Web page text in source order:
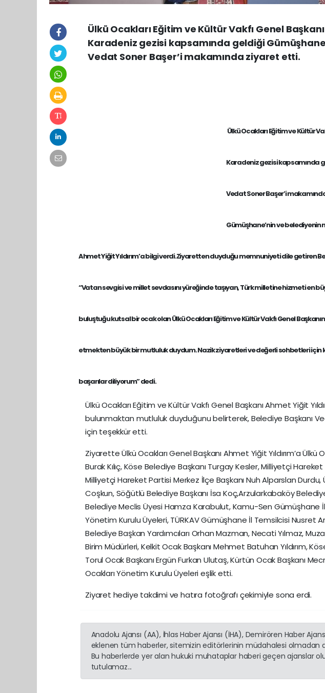
Ülkü Ocakları Eğitim ve Kültür Vakfı Genel
Karadeniz gezisi kapsamında geldiği
Vedat Soner Başer’i makamında ziyaret etti.
Ülkü Ocakları Eğitim ve Kültür
Karadeniz gezisi kapsamında
Vedat Soner Başer’i
Gümüşhane’nin ve
Ahmet Yiğit Yıldırım’a bilgi verdi.Ziyaretten duyduğu memnuniyeti dile getiren
“Vatan sevgisi ve millet sevdasını yüreğinde taşıyan, Türk milletine hizmeti en
buluştuğu kutsal bir ocak olan Ülkü Ocakları Eğitim ve Kültür Vakfı Genel
etmekten büyük bir mutluluk duydum. Nazik ziyaretleri ve değerli sohbetleri için
başarılar diliyorum” dedi.
Ülkü Ocakları Eğitim ve Kültür Vakfı Genel Başkanı Ahmet Yiğit
bulunmaktan mutluluk duyduğunu belirterek, Belediye Başkanı
için teşekkür etti.
Ziyarette Ülkü Ocakları Genel Başkanı Ahmet Yiğit Yıldırım’a Ülkü
Burak Kılıç, Köse Belediye Başkanı Turgay Kesler, Milliyetçi
Milliyetçi Hareket Partisi Merkez İlçe Başkanı Nuh Alparslan Durdu,
Coşkun, Söğütlü Belediye Başkanı İsa Koç,Arzularkabaköy
Belediye Meclis Üyesi Hamza Karabulut, Kamu-Sen Gümüşhane
Yönetim Kurulu Üyeleri, TÜRKAV Gümüşhane İl Temsilcisi Nusret
Belediye Başkan Yardımcıları Orhan Mazman, Necati Yılmaz,
Birim Müdürleri, Kelkit Ocak Başkanı Mehmet Batuhan Yıldırım,
Torul Ocak Başkanı Ergün Furkan Ulutaş, Kürtün Ocak Başkanı
Ocakları Yönetim Kurulu Üyeleri eşlik etti.
Ziyaret hediye takdimi ve hatıra fotoğrafı çekimiyle sona erdi.
Anadolu Ajansı (AA), İhlas Haber Ajansı (İHA), Demirören Haber
eklenen tüm haberler, sitemizin editörlerinin müdahalesi olmadan
Bu haberlerde yer alan hukuki muhataplar haberi geçen ajanslar
tutulamaz...